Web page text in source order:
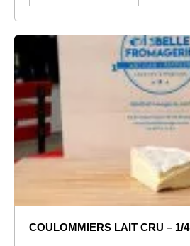
COULOMMIERS LAIT CRU – 1/4